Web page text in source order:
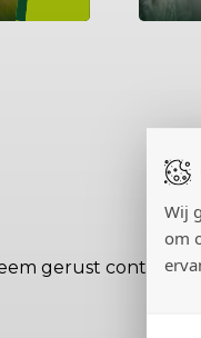
Wij
om
gerust contact